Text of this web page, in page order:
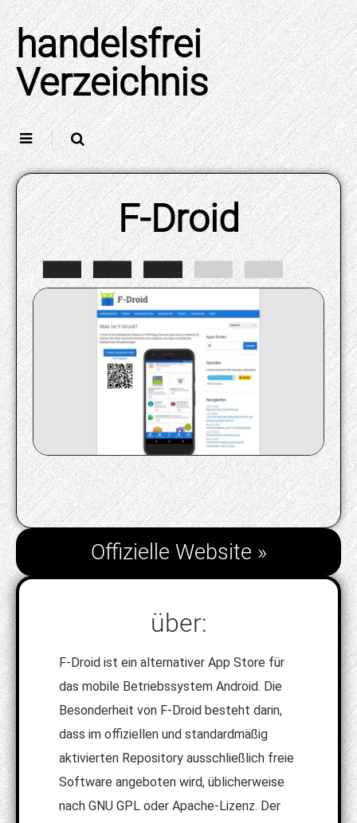
Skip
to
content
handelsfrei
Verzeichnis
F-Droid
Offizielle Website »
über:
F-Droid ist ein alternativer App Store für
das mobile Betriebssystem Android. Die
Besonderheit von F-Droid besteht darin,
dass im offiziellen und standardmäßig
aktivierten Repository ausschließlich freie
Software angeboten wird, üblicherweise
nach GNU GPL oder Apache-Lizenz. Der